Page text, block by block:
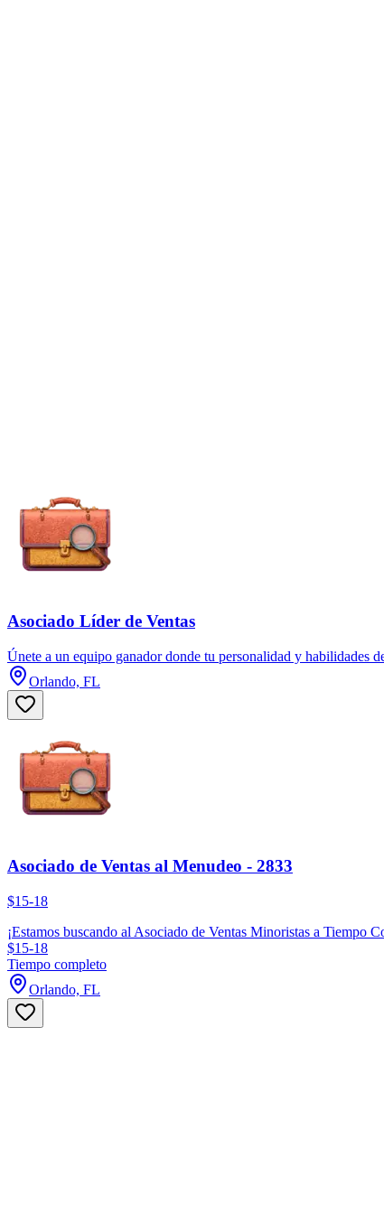
Asociado Líder de Ventas
Únete a un equipo ganador donde tu personalidad y habilidades
Orlando, FL
Asociado de Ventas al Menudeo - 2833
$15-18
¡Estamos buscando al Asociado de Ventas Minoristas a Tiempo
$15-18
Tiempo completo
Orlando, FL